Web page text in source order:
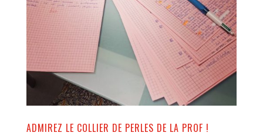
ADMIREZ LE COLLIER DE PERLES DE LA PROF !